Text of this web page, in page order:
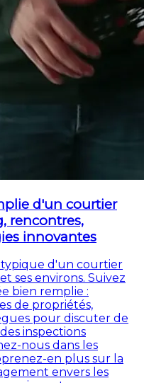
d'un courtier
rencontres,
innovantes
d'un courtier
ses environs. Suivez
bien remplie :
de propriétés,
pour discuter de
inspections
nous dans les
en plus sur la
envers les